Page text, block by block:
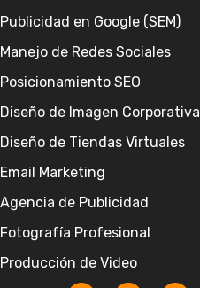
Publicidad en Google (SEM)
Manejo de Redes Sociales
Posicionamiento SEO
Diseño de Imagen Corporativa
Diseño de Tiendas Virtuales
Email Marketing
Agencia de Publicidad
Fotografía Profesional
Producción de Video